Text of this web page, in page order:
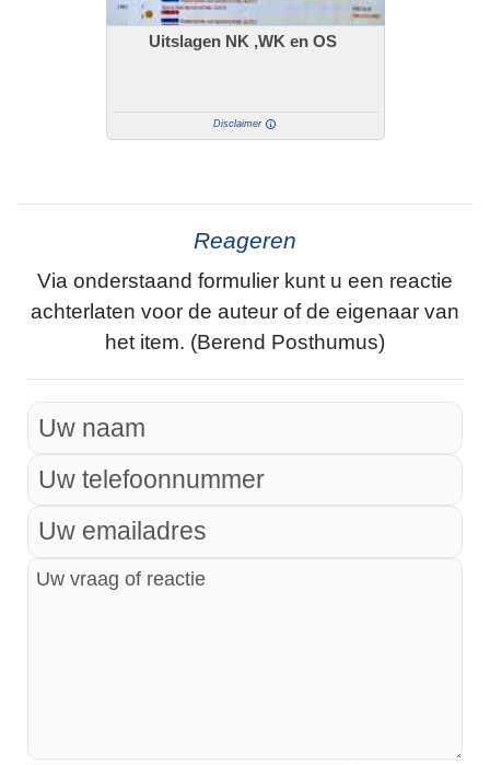
Uitslagen NK ,WK en OS
Disclaimer
Reageren
Via onderstaand formulier kunt u een reactie
achterlaten voor de auteur of de eigenaar van
het item. (Berend Posthumus)